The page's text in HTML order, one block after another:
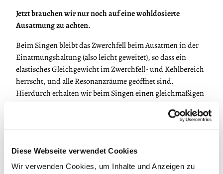
Diese Webseite verwendet Cookies
Wir verwenden Cookies, um Inhalte und Anzeigen zu
Jetzt brauchen wir nur noch auf eine wohldosierte
Ausatmung zu achten.
Beim Singen bleibt das Zwerchfell beim Ausatmen in der
Einatmungshaltung (also leicht geweitet), so dass ein
elastisches Gleichgewicht im Zwerchfell- und Kehlbereich
herrscht, und alle Resonanzräume geöffnet sind.
Hierdurch erhalten wir beim Singen einen gleichmäßigen
etwas statisch klingt) gesprochen: Sie soll unbedingt ein
lockerer, elastischer Vorgang sein und kann als eine Art
werden. Wir können an dieser Stelle ebenso den Begriff
Atembalance verwenden.